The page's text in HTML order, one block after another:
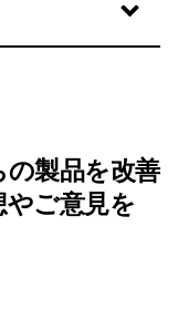
製品を改善
ご意見を